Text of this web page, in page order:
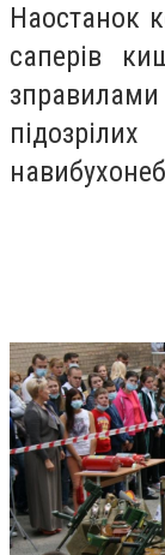
Наостанок
саперів
зправилами